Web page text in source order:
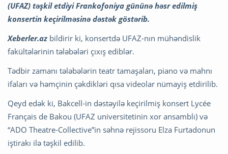
(UFAZ) təşkil etdiyi Frankofoniya gününə həsr edilmiş
konsertin keçirilməsinə dəstək göstərib.
Xeberler.az bildirir ki, konsertdə UFAZ-nın mühəndislik
fakültələrinin tələbələri çıxış ediblər.
Tədbir zamanı tələbələrin teatr tamaşaları, piano və mahnı
ifaları və həmçinin çəkdikləri qısa videolar nümayiş etdirilib.
Qeyd edək ki, Bakcell-in dəstəyilə keçirilmiş konsert Lycée
Français de Bakou (UFAZ universitetinin xor ansamblı) və
“ADO Theatre-Collective”in səhnə rejissoru Elza Furtadonun
iştirakı ilə təşkil edilib.